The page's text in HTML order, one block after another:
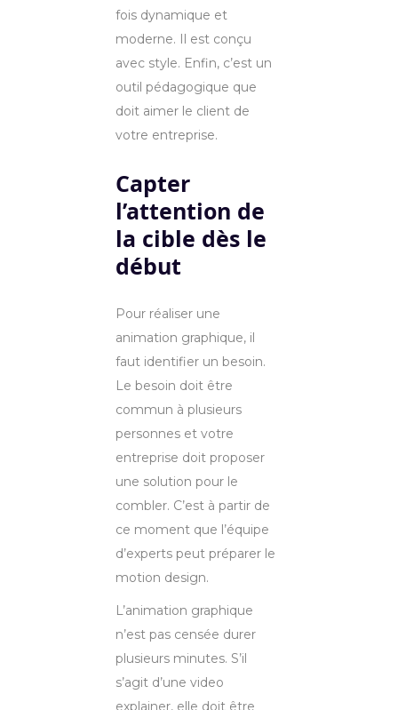
fois dynamique et
moderne. Il est conçu
avec style. Enfin, c’est un
outil pédagogique que
doit aimer le client de
votre entreprise.
Capter
l’attention de
la cible dès le
début
Pour réaliser une
animation graphique, il
faut identifier un besoin.
Le besoin doit être
commun à plusieurs
personnes et votre
entreprise doit proposer
une solution pour le
combler. C’est à partir de
ce moment que l’équipe
d’experts peut préparer le
motion design.
L’animation graphique
n’est pas censée durer
plusieurs minutes. S’il
s’agit d’une video
explainer, elle doit être